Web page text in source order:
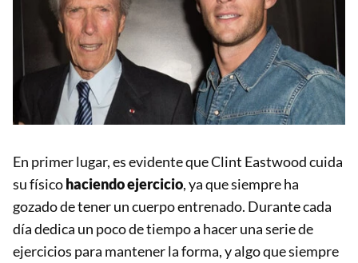
En primer lugar, es evidente que Clint Eastwood cuida
su físicohaciendo ejercicio, ya que siempre ha
gozado de tener un cuerpo entrenado. Durante cada
día dedica un poco de tiempo a hacer una serie de
ejercicios para mantener la forma, y algo que siempre